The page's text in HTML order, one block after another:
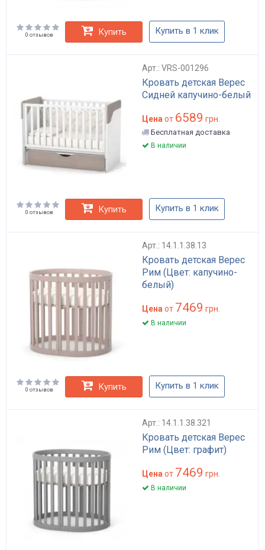
0 отзывов Купить Купить в 1 клик
Арт.: VRS-001296
Кровать детская Верес
Сидней капучино-белый
Цена от 6589 грн.
Бесплатная доставка
В наличии
0 отзывов Купить Купить в 1 клик
Арт.: 14.1.1.38.13
Кровать детская Верес
Рим (Цвет: капучино-
белый)
Цена от 7469 грн.
В наличии
0 отзывов Купить Купить в 1 клик
Арт.: 14.1.1.38.321
Кровать детская Верес
Рим (Цвет: графит)
Цена от 7469 грн.
В наличии